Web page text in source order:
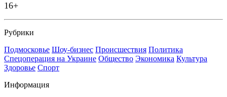
16+
Рубрики
Подмосковье Шоу-бизнес Происшествия Политика
Спецоперация на Украине Общество Экономика Культура
Здоровье Спорт
Информация